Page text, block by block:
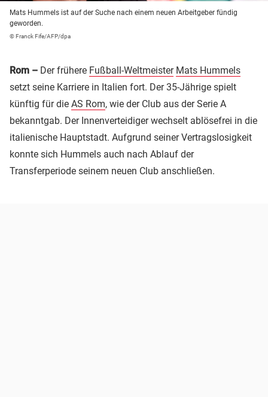
Mats Hummels ist auf der Suche nach einem neuen Arbeitgeber fündig
geworden.
© Franck Fife/AFP/dpa
Rom – Der frühere Fußball-Weltmeister Mats Hummels
setzt seine Karriere in Italien fort. Der 35-Jährige spielt
künftig für die AS Rom, wie der Club aus der Serie A
bekanntgab. Der Innenverteidiger wechselt ablösefrei in die
italienische Hauptstadt. Aufgrund seiner Vertragslosigkeit
konnte sich Hummels auch nach Ablauf der
Transferperiode seinem neuen Club anschließen.